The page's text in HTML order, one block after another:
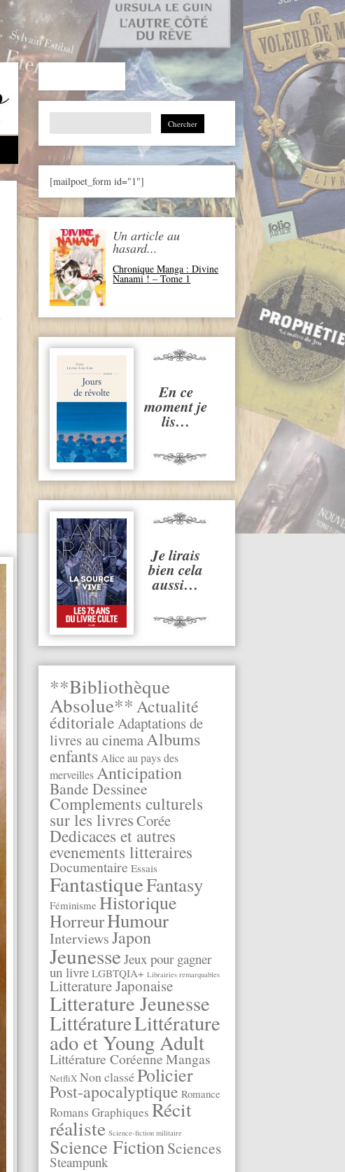
Search
[mailpoet_form id="1"]
Un article au
hasard...
Chronique Manga : Divine
Nanami ! – Tome 1
En ce
moment je
lis…
Je lirais
bien cela
aussi…
**Bibliothèque
Absolue**Actualité
éditorialeAdaptations de
livres au cinemaAlbums
enfantsAlice au pays des
merveillesAnticipation
Bande Dessinee
Complements culturels
sur les livresCorée
Dedicaces et autres
evenements litteraires
Documentaire Essais
FantastiqueFantasy
Féminisme Historique
HorreurHumour
InterviewsJapon
JeunesseJeux pour gagner
un livre LGBTQIA+ Librairies remarquables
Litterature Japonaise
Litterature Jeunesse
LittératureLittérature
ado et Young Adult
Littérature Coréenne Mangas
NetfliX Non classéPolicier
Post-apocalyptique Romance
Romans Graphiques Récit
réaliste Science-fiction militaire
Science FictionSciences
Steampunk